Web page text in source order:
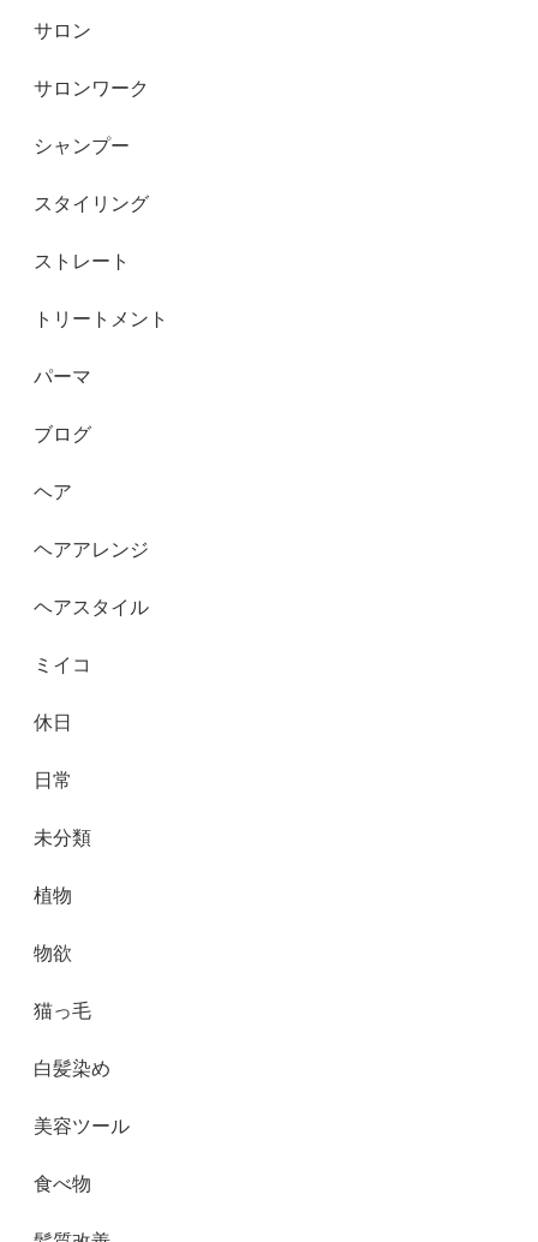
サロン
サロンワーク
シャンプー
スタイリング
ストレート
トリートメント
パーマ
ブログ
ヘア
ヘアアレンジ
ヘアスタイル
ミイコ
休日
日常
未分類
植物
物欲
猫っ毛
白髪染め
美容ツール
食べ物